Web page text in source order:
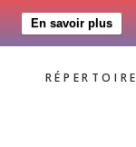
En savoir plus
RÉPERTOIRE